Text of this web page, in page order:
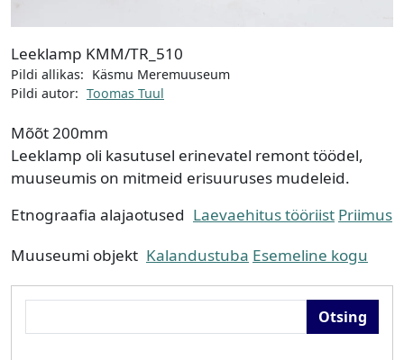
Leeklamp KMM/TR_510
Pildi allikas: Käsmu Meremuuseum
Pildi autor: Toomas Tuul
Mõõt200mm
Leeklamp oli kasutusel erinevatel remont töödel,
muuseumis on mitmeid erisuuruses mudeleid.
Etnograafia alajaotused Laevaehitus tööriist Priimus
Muuseumi objekt Kalandustuba Esemeline kogu